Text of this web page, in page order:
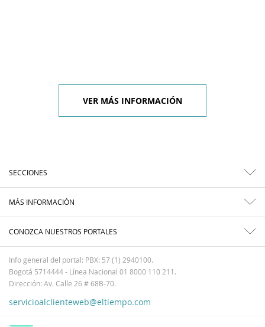
VER MÁS INFORMACIÓN
SECCIONES
MÁS INFORMACIÓN
CONOZCA NUESTROS PORTALES
Info general del portal: PBX: 57 (1) 2940100.
Bogotá 5714444 - Línea Nacional 01 8000 110 211.
Dirección: Av. Calle 26 # 68B-70.
servicioalclienteweb@eltiempo.com